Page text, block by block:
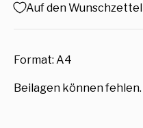
Auf den Wunschzettel
Format: A4
Beilagen können fehlen.